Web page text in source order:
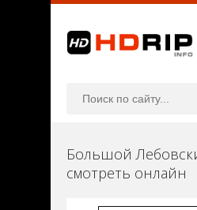
Большой
смотреть онлайн